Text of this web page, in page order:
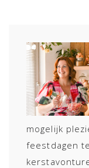
mogelijk
feestdagen